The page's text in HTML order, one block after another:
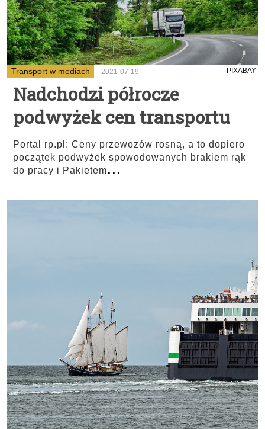
Transport w mediach 2021-07-19 PIXABAY
Nadchodzi półrocze
podwyżek cen transportu
Portal rp.pl: Ceny przewozów rosną, a to dopiero
początek podwyżek spowodowanych brakiem rąk
do pracy i Pakietem...